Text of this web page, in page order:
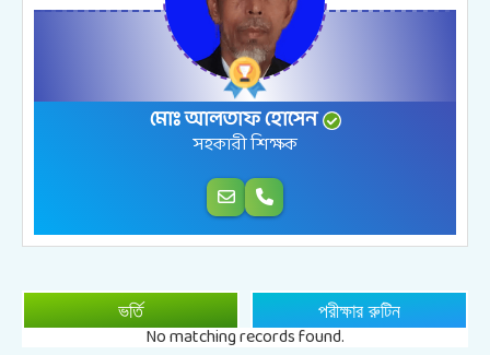
মতিউর রহমান
সহকারী শিক্ষক
ভর্তি পরীক্ষার রুটিন
No matching records found.